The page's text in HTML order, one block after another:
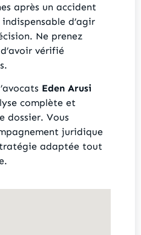
après un accident
d’agir
Ne prenez
vérifié
Eden Arusi
complète et
dossier. Vous
juridique
adaptée tout